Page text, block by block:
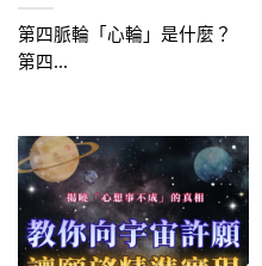
第四脈輪「心輪」是什麼？
第四...